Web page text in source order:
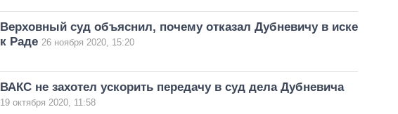
Верховный суд объяснил, почему отказал Дубневичу в иске
к Раде 26 ноября 2020, 15:20
ВАКС не захотел ускорить передачу в суд дела Дубневича
19 октября 2020, 11:58